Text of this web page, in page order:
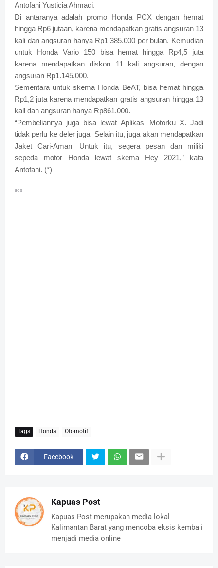
Antofani Yusticia Ahmadi.
Di antaranya adalah promo Honda PCX dengan hemat
hingga Rp6 jutaan, karena mendapatkan gratis angsuran 13
kali dan angsuran hanya Rp1.385.000 per bulan. Kemudian
untuk Honda Vario 150 bisa hemat hingga Rp4,5 juta
karena mendapatkan diskon 11 kali angsuran, dengan
angsuran Rp1.145.000.
Sementara untuk skema Honda BeAT, bisa hemat hingga
Rp1,2 juta karena mendapatkan gratis angsuran hingga 13
kali dan angsuran hanya Rp861.000.
“Pembeliannya juga bisa lewat Aplikasi Motorku X. Jadi
tidak perlu ke deler juga. Selain itu, juga akan mendapatkan
Jaket Cari-Aman. Untuk itu, segera pesan dan miliki
sepeda motor Honda lewat skema Hey 2021,” kata
Antofani. (*)
ads
Tags Honda Otomotif
Facebook
Kapuas Post
Kapuas Post merupakan media lokal
Kalimantan Barat yang mencoba eksis kembali
menjadi media online